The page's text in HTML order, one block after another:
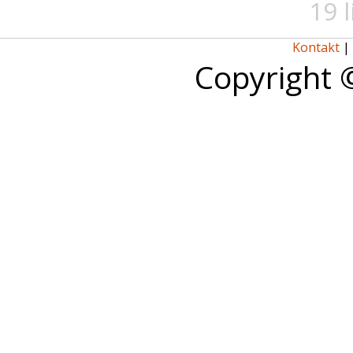
19
Kontakt |
Copyright